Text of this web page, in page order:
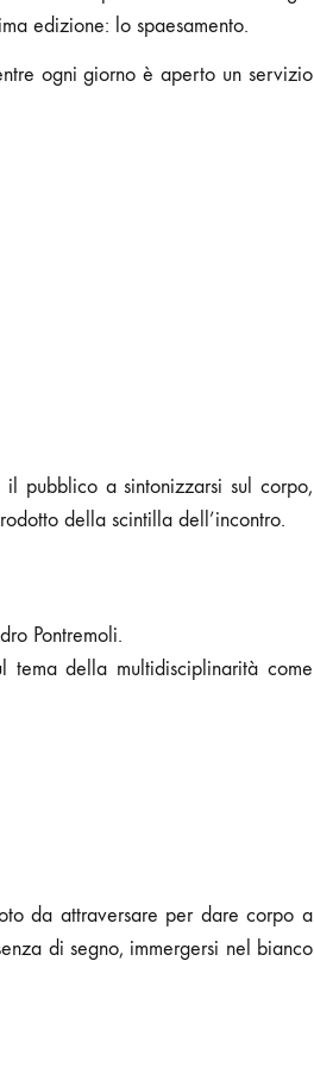
edizione: lo spaesamento.
ogni giorno è aperto un servizio
pubblico a sintonizzarsi sul corpo,
della scintilla dell’incontro.
Pontremoli.
della multidisciplinarità come
da attraversare per dare corpo a
di segno, immergersi nel bianco